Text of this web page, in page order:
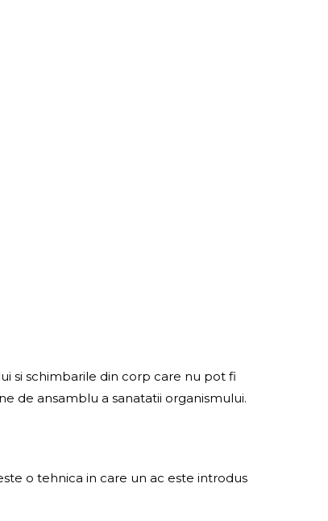
si schimbarile din corp care nu pot fi
de ansamblu a sanatatii organismului.
o tehnica in care un ac este introdus